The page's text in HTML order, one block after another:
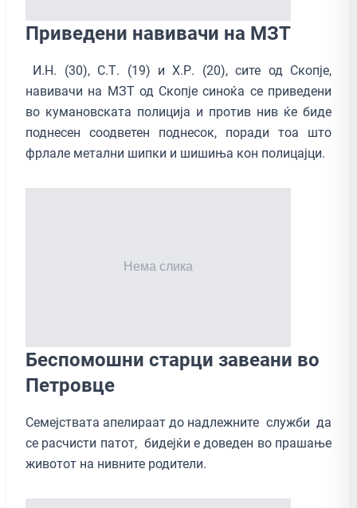
Приведени навивачи на МЗТ
И.Н. (30), С.Т. (19) и Х.Р. (20), сите од Скопје,
навивачи на МЗТ од Скопје синоќа се приведени
во кумановската полиција и против нив ќе биде
поднесен соодветен поднесок, поради тоа што
фрлале метални шипки и шишиња кон полицајци.
Беспомошни старци завеани во
Петровце
Семејствата апелираат до надлежните служби да
се расчисти патот, бидејќи е доведен во прашање
животот на нивните родители.